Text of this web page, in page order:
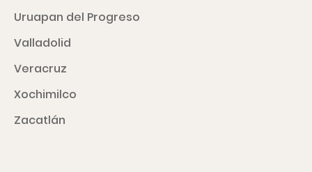
Uruapan del Progreso
Valladolid
Veracruz
Xochimilco
Zacatlán